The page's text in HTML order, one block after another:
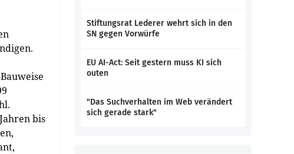
bis
Stiftungsrat Lederer wehrt sich in den
SN gegen Vorwürfe
EU AI-Act: Seit gestern muss KI sich
outen
"Das Suchverhalten im Web verändert
sich gerade stark"